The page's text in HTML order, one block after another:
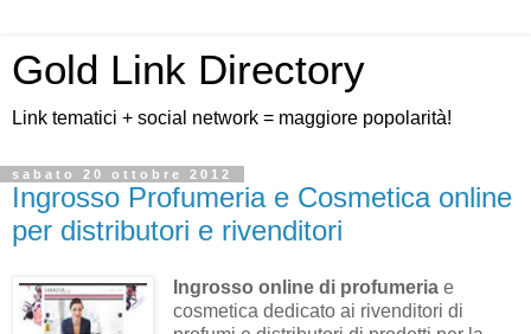
Gold Link Directory
Link tematici + social network = maggiore popolarità!
sabato 20 ottobre 2012
Ingrosso Profumeria e Cosmetica online
per distributori e rivenditori
Ingrosso online di profumeriae
cosmetica dedicato ai rivenditori di